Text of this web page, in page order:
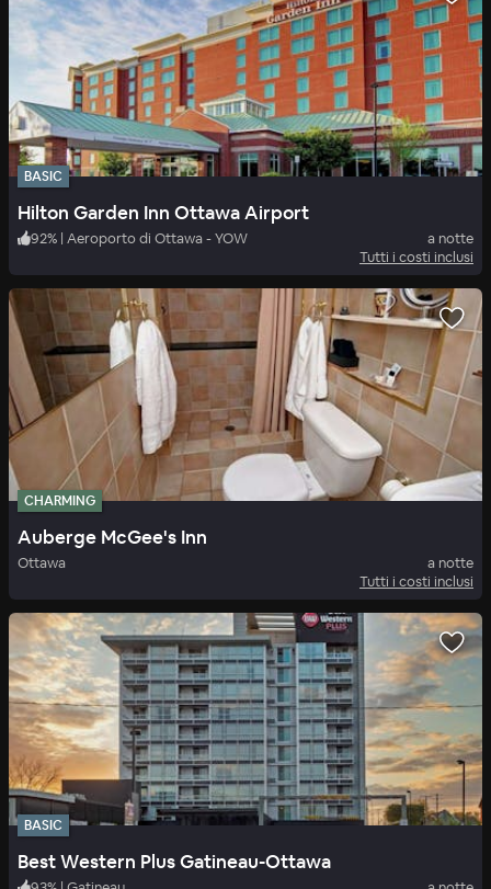
BASIC
Hilton Garden Inn Ottawa Airport
92% | Aeroporto di Ottawa - YOW
a notte
Tutti i costi inclusi
CHARMING
Auberge McGee's Inn
Ottawa
a notte
Tutti i costi inclusi
BASIC
Best Western Plus Gatineau-Ottawa